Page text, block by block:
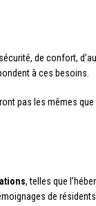
sécurité, de confort,
à ces besoins.
pas les mêmes que
, telles que
de